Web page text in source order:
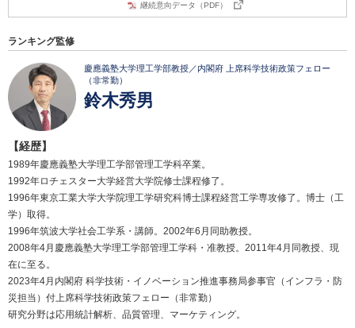
継続意向データ（PDF）
ランキング監修
慶應義塾大学理工学部教授／内閣府 上席科学技術政策フェロー
（非常勤）
鈴木秀男
【経歴】
1989年慶應義塾大学理工学部管理工学科卒業。
1992年ロチェスター大学経営大学院修士課程修了。
1996年東京工業大学大学院理工学研究科博士課程経営工学専攻修了。博士（工
学）取得。
1996年筑波大学社会工学系・講師。2002年6月同助教授。
2008年4月慶應義塾大学理工学部管理工学科・准教授。2011年4月同教授、現
在に至る。
2023年4月内閣府 科学技術・イノベーション推進事務局参事官（インフラ・防
災担当）付上席科学技術政策フェロー（非常勤）
研究分野は応用統計解析、品質管理、マーケティング。